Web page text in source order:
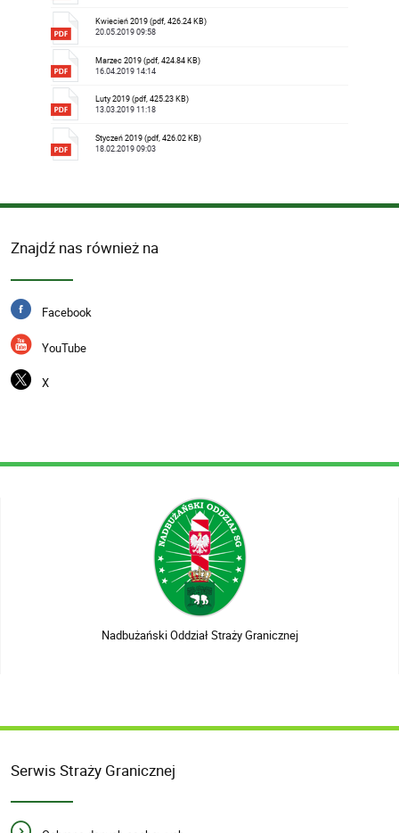
Kwiecień 2019 (pdf, 426.24 KB)
20.05.2019 09:58
Marzec 2019 (pdf, 424.84 KB)
16.04.2019 14:14
Luty 2019 (pdf, 425.23 KB)
13.03.2019 11:18
Styczeń 2019 (pdf, 426.02 KB)
18.02.2019 09:03
Znajdź nas również na
Facebook
YouTube
X
Nadbużański Oddział Straży Granicznej
Serwis Straży Granicznej